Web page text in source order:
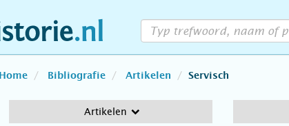
Home Bibliografie Artikelen Servisch
Artikelen